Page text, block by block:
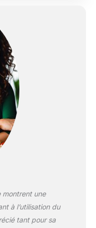
2,7 kg de
48 cupcakes)
(soit 4
grâce
simple
de 7 vitesses
la texture
Livraison : 1x
batteur, 1x
crochet
disques
blender, 1x
montrent une
à l’utilisation du
tant pour sa